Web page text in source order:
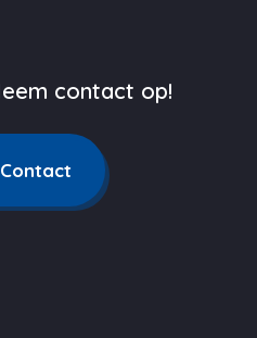
contact op!
Contact